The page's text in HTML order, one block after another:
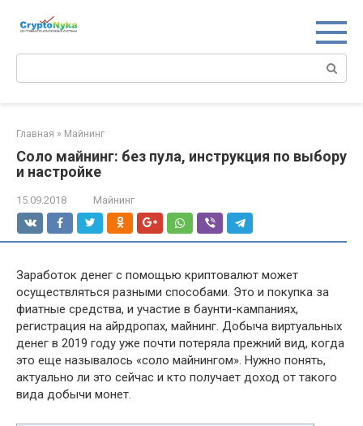
Главная » Майнинг
Соло майнинг: без пула, инструкция по выбору
и настройке
15.09.2018 Майнинг
Заработок денег с помощью криптовалют может
осуществляться разными способами. Это и покупка за
фиатные средства, и участие в баунти-кампаниях,
регистрация на айрдропах, майнинг. Добыча виртуальных
денег в 2019 году уже почти потеряла прежний вид, когда
это еще называлось «соло майнингом». Нужно понять,
актуально ли это сейчас и кто получает доход от такого
вида добычи монет.